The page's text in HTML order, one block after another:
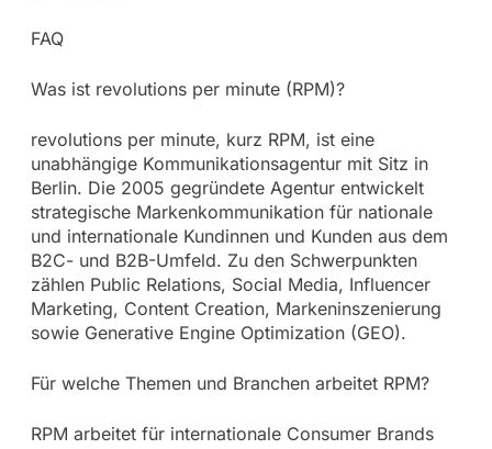
FAQ
Was ist revolutions per minute (RPM)?
revolutions per minute, kurz RPM, ist eine
unabhängige Kommunikationsagentur mit Sitz in
Berlin. Die 2005 gegründete Agentur entwickelt
strategische Markenkommunikation für nationale
und internationale Kundinnen und Kunden aus dem
B2C- und B2B-Umfeld. Zu den Schwerpunkten
zählen Public Relations, Social Media, Influencer
Marketing, Content Creation, Markeninszenierung
sowie Generative Engine Optimization (GEO).
Für welche Themen und Branchen arbeitet RPM?
RPM arbeitet für internationale Consumer Brands